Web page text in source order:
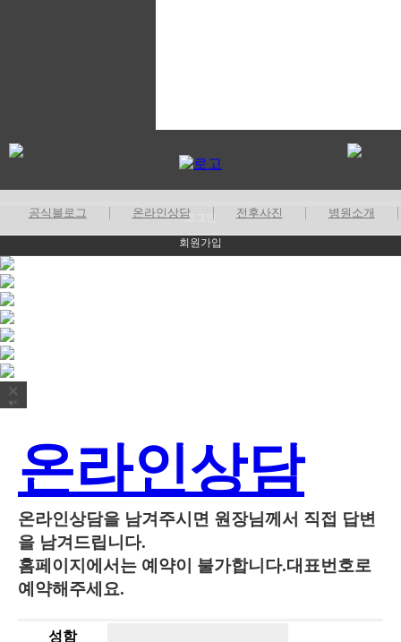
공식블로그 | 온라인상담 | 전후사진 | 병원소개
술후기
로그인
회원가입
온라인상담
온라인상담을 남겨주시면 원장님께서 직접 답변
을 남겨드립니다.
홈페이지에서는 예약이 불가합니다.대표번호로
예약해주세요.
성함